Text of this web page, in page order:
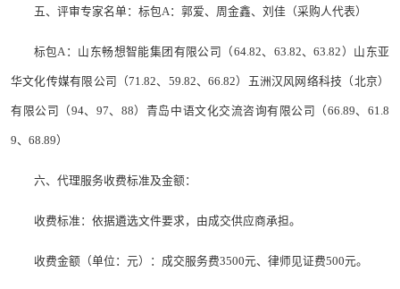
五、评审专家名单：标包A：郭爱、周金鑫、刘佳（采购人代表）
标包A：山东畅想智能集团有限公司（64.82、63.82、63.82）山东亚
华文化传媒有限公司（71.82、59.82、66.82）五洲汉风网络科技（北京）
有限公司（94、97、88）青岛中语文化交流咨询有限公司（66.89、61.8
9、68.89）
六、代理服务收费标准及金额：
收费标准：依据遴选文件要求，由成交供应商承担。
收费金额（单位：元）：成交服务费3500元、律师见证费500元。